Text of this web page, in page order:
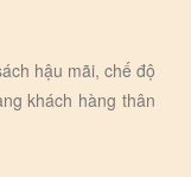
hậu mãi, chế độ
khách hàng thân